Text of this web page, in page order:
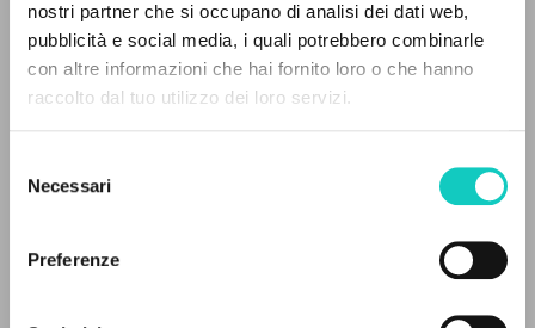
nostri partner che si occupano di analisi dei dati web,
pubblicità e social media, i quali potrebbero combinarle
con altre informazioni che hai fornito loro o che hanno
raccolto dal tuo utilizzo dei loro servizi.
delNecessari
Preferenze
Carrón Julián
Giussani Luigi
Autore
2022
di Luigi Giussani: quasi 5000 voci bibliografiche,
testi integrali in 5 lingue e percorsi tematici
dedicati.